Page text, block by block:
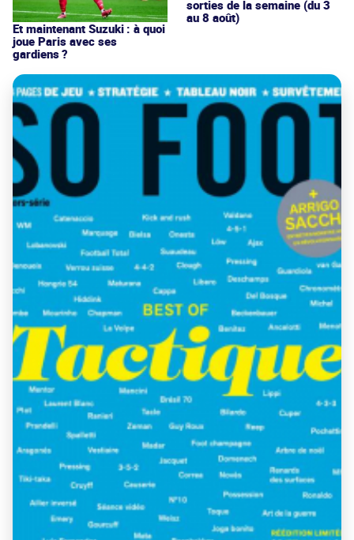
Et maintenant Suzuki : à quoi
joue Paris avec ses
gardiens ?
sorties de la semaine (du 3
au 8 août)